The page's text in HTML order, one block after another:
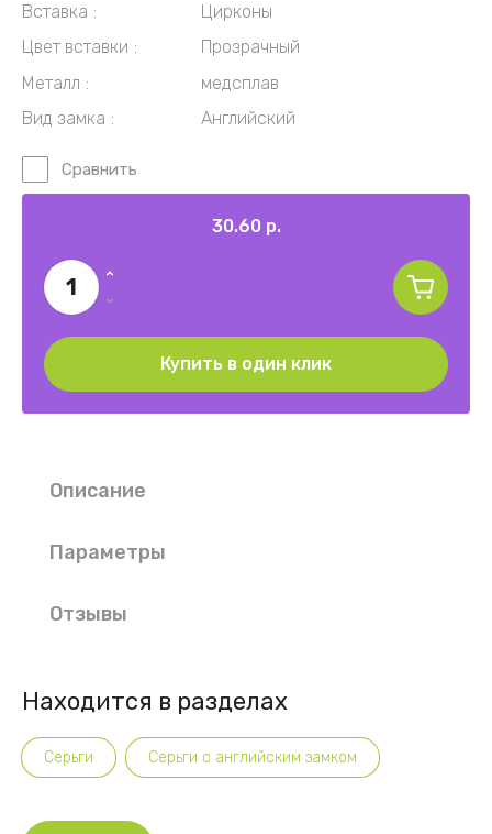
Вставка
Цирконы
Цвет вставки
Прозрачный
Металл
медсплав
Вид замка
Английский
Сравнить
30.60 р.
Купить в один клик
Описание
Параметры
Отзывы
Находится в разделах
Серьги Серьги с английским замком